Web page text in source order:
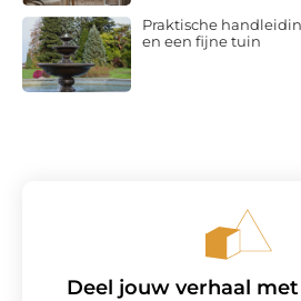
Praktische
en een fijne tuin
Deel jouw verhaal